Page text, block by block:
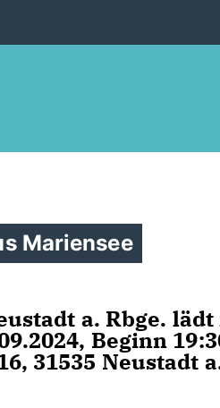
Mariensee
a. Rbge. lädt
Beginn
31535 Neustadt